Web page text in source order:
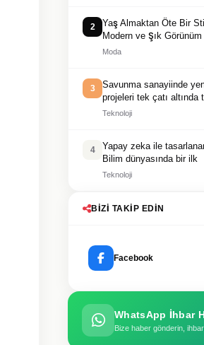
2
Yaş Almaktan Öte Bir
Modern ve Şık
Moda
3
Savunma sanayiinde
projeleri tek çatı altında
Teknoloji
4
Yapay zeka ile
Bilim dünyasında bir ilk
Teknoloji
BIZI TAKIP EDIN
Facebook
WhatsApp İhbar
Bize haber gönderin,